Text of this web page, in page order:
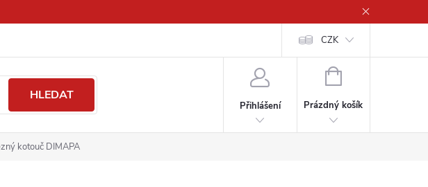
osobních údajů CZK
HLEDAT
Přihlášení
NÁKUPNÍ
Prázdný košík
kotouč DIMAPA